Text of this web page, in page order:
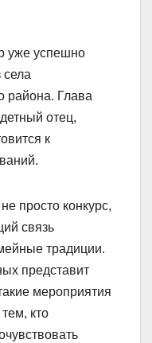
уже успешно
района. Глава
отец,
к
просто конкурс,
связь
традиции.
представит
мероприятия
кто